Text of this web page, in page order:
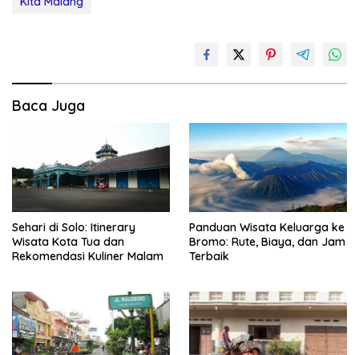
Baca Juga
Sehari di Solo: Itinerary
Wisata Kota Tua dan
Rekomendasi Kuliner Malam
Panduan Wisata Keluarga ke
Bromo: Rute, Biaya, dan Jam
Terbaik